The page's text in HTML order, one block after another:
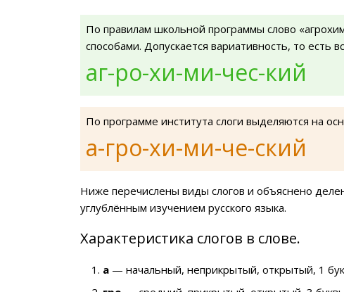
По правилам школьной программы слово
способами. Допускается вариативность, то есть
аг-ро-хи-ми-чес-кий
По программе института слоги выделяются на
а-гро-хи-ми-че-ский
Ниже перечислены виды слогов и объяснено
углублённым изучением русского языка.
Характеристика слогов в слове.
а — начальный, неприкрытый, открытый, 1